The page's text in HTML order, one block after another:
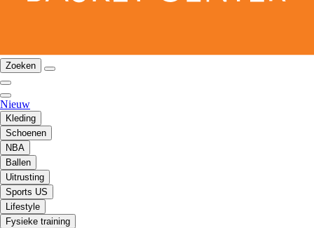
Zoeken
Nieuw
Kleding
Schoenen
NBA
Ballen
Uitrusting
Sports US
Lifestyle
Fysieke training